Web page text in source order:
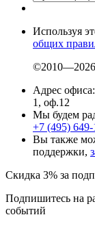
Используя
общих
©2010—2026
Адрес
1, оф.12
Мы будем
+7 (495) 649-
Вы также
поддержки,
Скидка 3% за
Подпишитесь на
событий